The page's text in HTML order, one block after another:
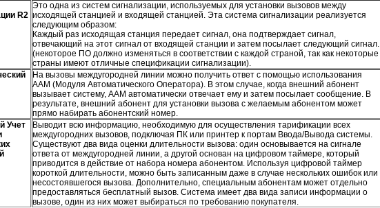
R2
Это одна из систем сигнализации, используемых для установки вызовов между
исходящей станцией и входящей станцией. Эта система сигнализации реализуется
следующим образом:
Каждый раз исходящая станция передает сигнал, она подтверждает сигнал,
отвечающий на этот сигнал от входящей станции и затем посылает следующий сигнал.
(некоторое ПО должно изменяться в соответствии с каждой страной, так как некоторые
страны имеют отличные спецификации сигнализации).
На вызовы междугородней линии можно получить ответ с помощью использования
AAM (Модуля Автоматического Оператора). В этом случае, когда внешний абонент
вызывает систему, AAM автоматически отвечает ему и затем посылает сообщение. В
результате, внешний абонент для установки вызова с желаемым абонентом может
прямо набирать абонентский номер.
Учет
Выводит всю информацию, необходимую для осуществления тарификации всех
междугородних вызовов, подключая ПК или принтер к портам Ввода/Вывода системы.
Существуют два вида оценки длительности вызова: один основывается на сигнале
ответа от междугородней линии, а другой основан на цифровом таймере, который
приводится в действие от набора номера абонентом. Используя цифровой таймер
короткой длительности, можно быть записанным даже в случае нескольких ошибок или
несостоявшегося вызова. Дополнительно, специальным абонентам может отдельно
предоставляться бесплатный вызов. Система имеет два вида записи информации о
вызове, один из них может выбираться по требованию покупателя.